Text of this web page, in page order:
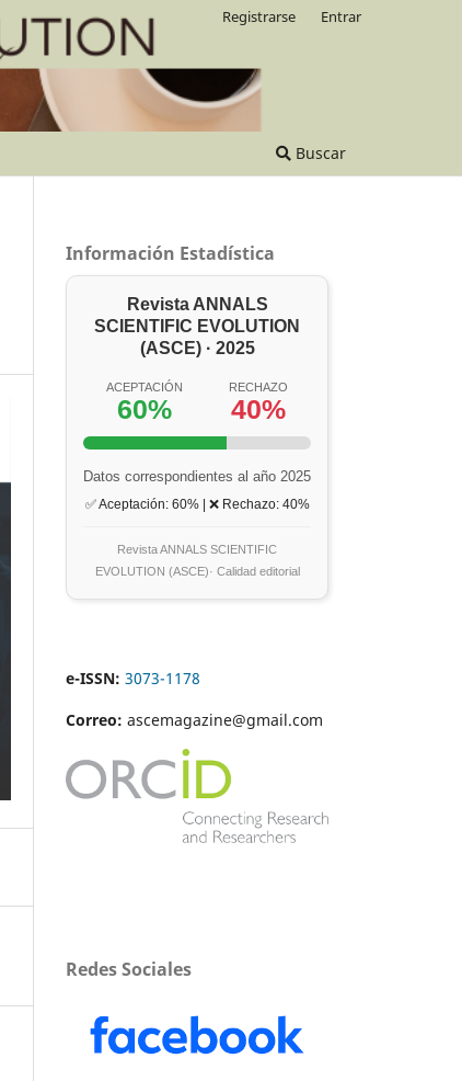
Buscar
Registrarse Entrar
Información Estadística
Revista ANNALS
SCIENTIFIC EVOLUTION
(ASCE) · 2025
ACEPTACIÓN
60%
RECHAZO
40%
Datos correspondientes al año 2025
✅ Aceptación: 60% | ❌ Rechazo: 40%
Revista ANNALS SCIENTIFIC
EVOLUTION (ASCE)· Calidad editorial
e-ISSN: 3073-1178
Correo: ascemagazine@gmail.com
Redes Sociales